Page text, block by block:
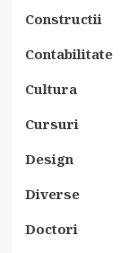
Constructii
Contabilitate
Cultura
Cursuri
Design
Diverse
Doctori